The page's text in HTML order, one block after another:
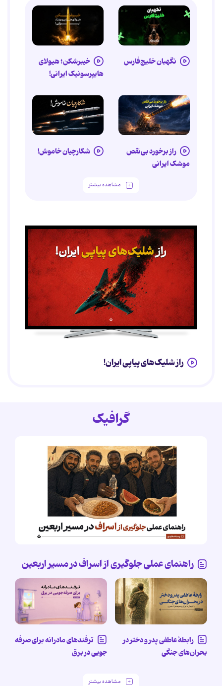
نگهبان خلیج‌فارس
خیبرشکن؛ هیولای
هایپرسونیک ایرانی!
راز برخورد بی‌نقص
موشک ایرانی
شکارچیان خاموش!
مشاهده بیشتر
راز شلیک‌های پیاپی ایران!
گرافیک
راهنمای عملی جلوگیری از اسراف در مسیر اربعین
رابطۀ عاطفی پدر و دختر در
بحران‌های جنگی
ترفندهای مادرانه برای صرفه
جویی در برق
مشاهده بیشتر